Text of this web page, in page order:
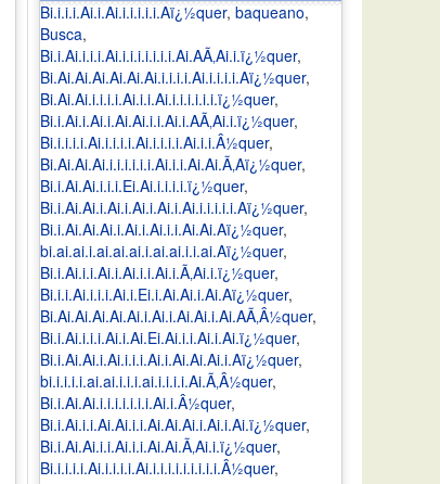
Bi.i.i.i.Ai.i.Ai.i.i.i.i.i.Aï¿½quer, baqueano,
Busca,
Bi.i.Ai.i.i.i.Ai.i.i.i.i.i.i.i.Ai.AÃ‚Ai.i.ï¿½quer,
Bi.Ai.Ai.Ai.Ai.Ai.Ai.i.i.i.i.Ai.i.i.i.i.Aï¿½quer,
Bi.Ai.Ai.i.i.i.i.Ai.i.i.Ai.i.i.i.i.i.i.ï¿½quer,
Bi.i.Ai.i.Ai.i.Ai.Ai.i.i.Ai.i.AÃ‚Ai.i.ï¿½quer,
Bi.i.i.i.i.Ai.i.i.i.i.Ai.i.i.i.i.Ai.i.i.Â½quer,
Bi.Ai.Ai.Ai.i.i.i.i.i.i.Ai.i.i.Ai.Ai.Ã‚Aï¿½quer,
Bi.i.Ai.Ai.i.i.i.Ei.Ai.i.i.i.i.ï¿½quer,
Bi.i.Ai.Ai.i.Ai.i.Ai.i.Ai.i.Ai.i.i.i.i.i.Aï¿½quer,
Bi.i.Ai.Ai.Ai.i.Ai.i.Ai.i.i.Ai.Ai.Aï¿½quer,
bi.ai.ai.i.ai.ai.ai.i.ai.ai.i.i.ai.Aï¿½quer,
Bi.i.Ai.i.i.Ai.i.Ai.i.i.Ai.i.Ã‚Ai.i.ï¿½quer,
Bi.i.i.Ai.i.i.i.Ai.i.Ei.i.Ai.Ai.i.Ai.Aï¿½quer,
Bi.Ai.Ai.Ai.Ai.Ai.i.Ai.i.Ai.Ai.i.Ai.AÃ‚Â½quer,
Bi.i.Ai.i.i.i.Ai.i.Ai.Ei.Ai.i.i.Ai.i.Ai.ï¿½quer,
Bi.i.Ai.Ai.i.Ai.i.i.i.Ai.i.Ai.Ai.Ai.i.Aï¿½quer,
bi.i.i.i.i.ai.ai.i.i.i.ai.i.i.i.i.Ai.Ã‚Â½quer,
Bi.i.Ai.Ai.i.i.i.i.i.i.i.Ai.i.Â½quer,
Bi.i.Ai.i.i.Ai.Ai.i.i.Ai.Ai.Ai.i.Ai.i.Ai.ï¿½quer,
Bi.i.Ai.Ai.i.i.Ai.i.i.Ai.Ai.Ã‚Ai.i.ï¿½quer,
Bi.i.i.i.i.Ai.i.i.i.i.Ai.i.i.i.i.i.i.i.i.i.Â½quer,